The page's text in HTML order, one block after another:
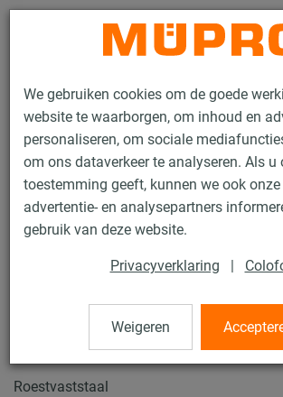
We gebruiken cookies om de goede
website te waarborgen, om inhoud en
personaliseren, om sociale
om ons dataverkeer te analyseren. Als u
toestemming geeft, kunnen we ook
advertentie- en analysepartners
gebruik van deze website.
Privacyverklaring |
Weigeren
Producten Bevestigingstechniek
Installatierails voor luchtkanaalbevestiging
Hoek- en T-Verbindingsplaat
Hoek- en T-
Roestvaststaal